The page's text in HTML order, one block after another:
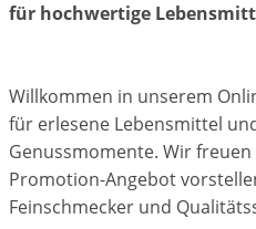
für hochwertige
Willkommen in unserem
für erlesene Lebensmittel
Genussmomente. Wir
Promotion-Angebot
Feinschmecker und